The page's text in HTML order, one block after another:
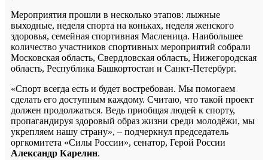
Мероприятия прошли в несколько этапов: лыжные
выходные, неделя спорта на коньках, неделя женского
здоровья, семейная спортивная Масленица. Наибольшее
количество участников спортивных мероприятий собрали
Московская область, Свердловская область, Нижегородская
область, Республика Башкортостан и Санкт-Петербург.
«Спорт всегда есть и будет востребован. Мы помогаем
сделать его доступным каждому. Считаю, что такой проект
должен продолжаться. Ведь приобщая людей к спорту,
пропагандируя здоровый образ жизни среди молодёжи, мы
укрепляем нашу страну», – подчеркнул председатель
оргкомитета «Силы России», сенатор, Герой России
Александр Карелин.